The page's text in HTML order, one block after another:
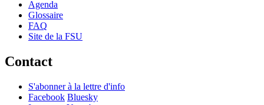
Agenda
Glossaire
FAQ
Site de la FSU
Contact
S'abonner à la lettre d'info
Facebook Bluesky